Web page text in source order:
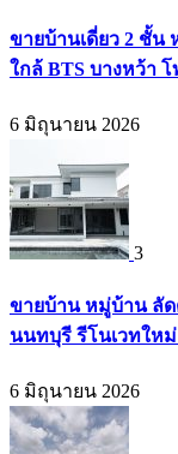
ขายบ้านเดี่ยว 2 ชั้
ใกล้ BTS บางหว้า โ
6 มิถุนายน 2026
3
ขายบ้าน หมู่บ้าน ลั
นนทบุรี รีโนเวทใหม่
6 มิถุนายน 2026